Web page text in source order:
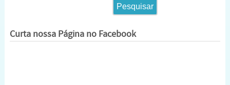
Curta nossa Página no Facebook